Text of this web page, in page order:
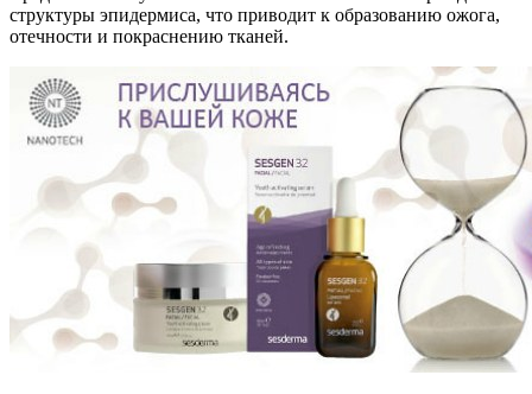
структуры эпидермиса, что приводит к образованию ожога,
отечности и покраснению тканей.